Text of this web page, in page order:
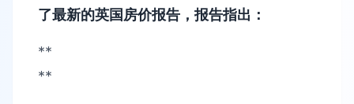
了最新的英国房价报告，报告指出：
**
**